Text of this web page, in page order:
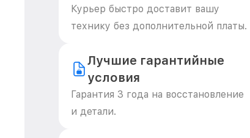
Курьер быстро доставит вашу
технику без дополнительной платы.
Лучшие гарантийные
условия
Гарантия 3 года на восстановление
и детали.